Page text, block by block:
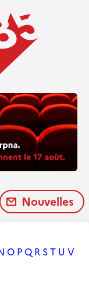
Nouvelles
O PQ R ST U V